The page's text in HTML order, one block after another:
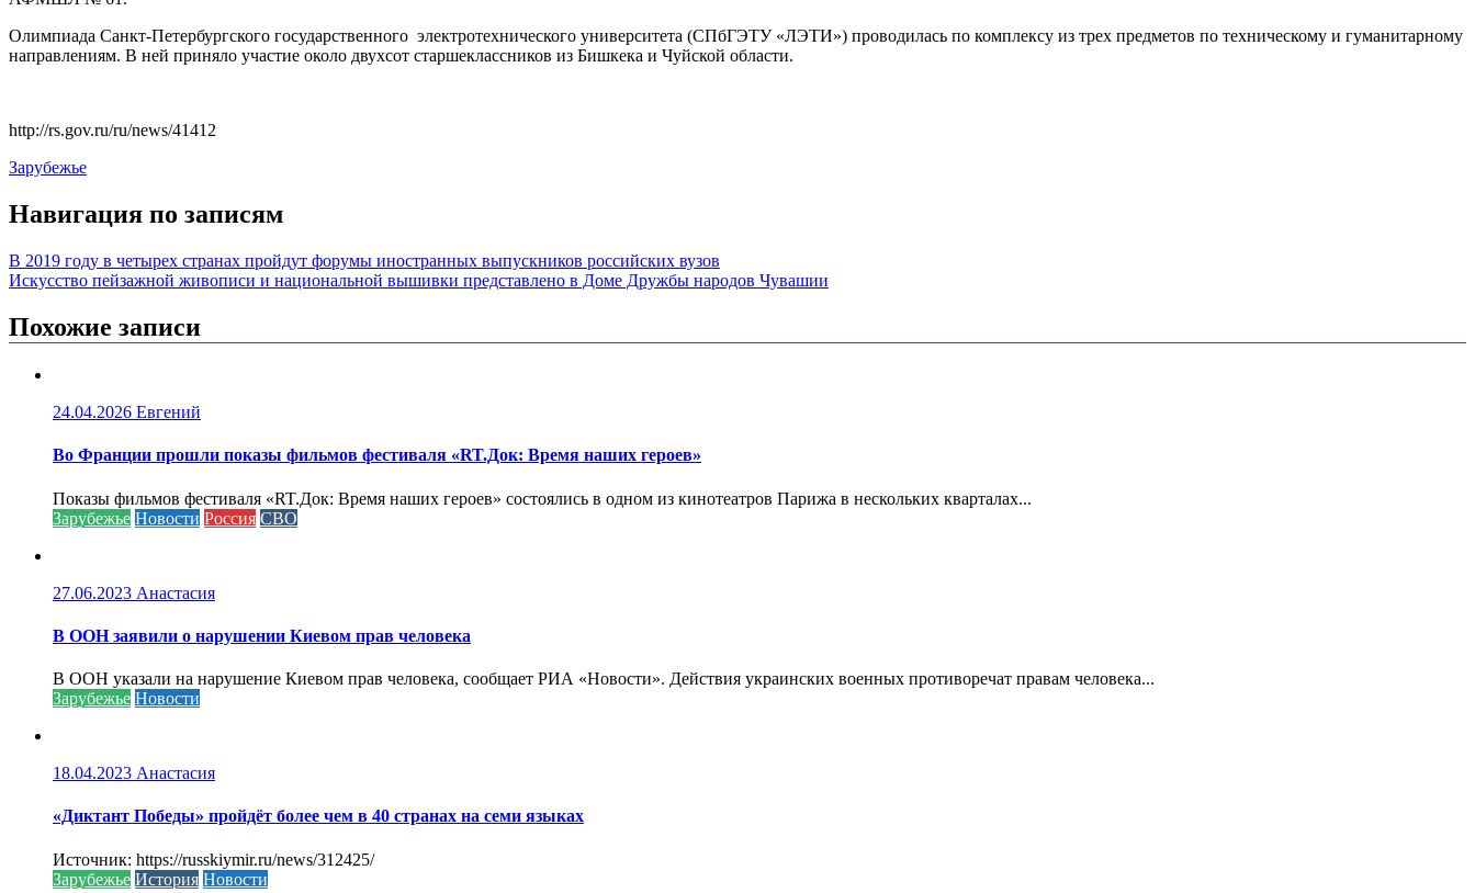
Олимпиада Санкт-Петербургского государственного электротехнического университета (СПбГЭТУ «ЛЭТИ») проводилась по комплексу из трех предметов по техническому и гуманитарному
направлениям. В ней приняло участие около двухсот старшеклассников из Бишкека и Чуйской области.
http://rs.gov.ru/ru/news/41412
Зарубежье
Навигация по записям
В 2019 году в четырех странах пройдут форумы иностранных выпускников российских вузов
Искусство пейзажной живописи и национальной вышивки представлено в Доме Дружбы народов Чувашии
Похожие записи
24.04.2026 Евгений
Во Франции прошли показы фильмов фестиваля «RT.Док: Время наших героев»
Показы фильмов фестиваля «RT.Док: Время наших героев» состоялись в одном из кинотеатров Парижа в нескольких кварталах...
Зарубежье Новости Россия СВО
27.06.2023 Анастасия
В ООН заявили о нарушении Киевом прав человека
В ООН указали на нарушение Киевом прав человека, сообщает РИА «Новости». Действия украинских военных противоречат правам человека...
Зарубежье Новости
18.04.2023 Анастасия
«Диктант Победы» пройдёт более чем в 40 странах на семи языках
Источник: https://russkiymir.ru/news/312425/
Зарубежье История Новости